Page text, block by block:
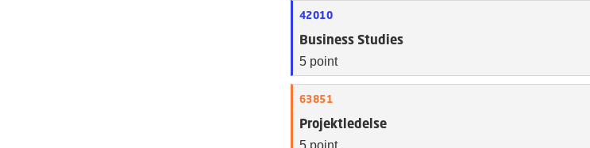
42010
Business Studies
5 point
63851
Projektledelse
5 point